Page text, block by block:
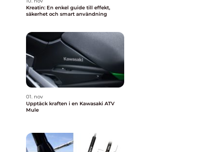
Kreatin: En enkel guide till effekt,
säkerhet och smart användning
01. nov
Upptäck kraften i en Kawasaki ATV
Mule